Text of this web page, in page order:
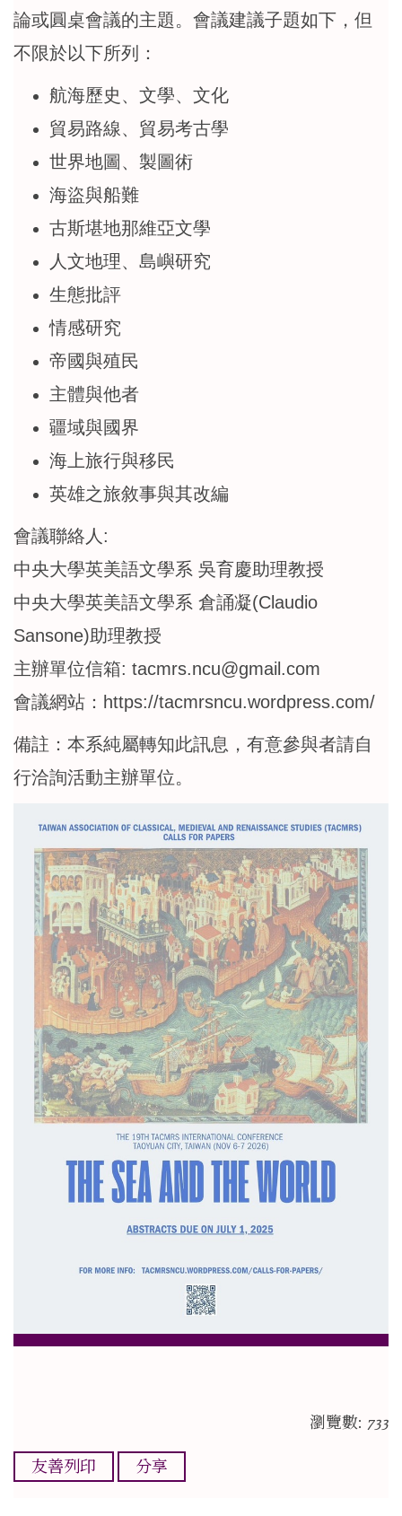
論或圓桌會議的主題。會議建議子題如下，但
不限於以下所列：
航海歷史、文學、文化
貿易路線、貿易考古學
世界地圖、製圖術
海盜與船難
古斯堪地那維亞文學
人文地理、島嶼研究
生態批評
情感研究
帝國與殖民
主體與他者
疆域與國界
海上旅行與移民
英雄之旅敘事與其改編
會議聯絡人:
中央大學英美語文學系 吳育慶助理教授
中央大學英美語文學系 倉誦凝(Claudio
Sansone)助理教授
主辦單位信箱: tacmrs.ncu@gmail.com
會議網站： https://tacmrsncu.wordpress.com/
備註：本系純屬轉知此訊息，有意參與者請自
行洽詢活動主辦單位。
瀏覽數: 733
友善列印 分享